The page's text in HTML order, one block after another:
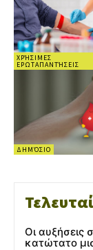
ΧΡΉΣΙΜΕΣ
ΕΡΩΤΑΠΑΝΤΉΣΕΙΣ
ΔΗΜΌΣΙΟ
Οι αυξήσεις
κατώτατο